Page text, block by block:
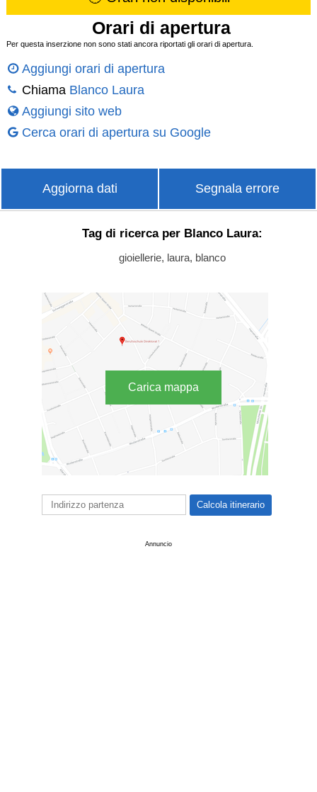
Orari di apertura
Per questa inserzione non sono stati ancora riportati gli orari di apertura.
Aggiungi orari di apertura
Chiama Blanco Laura
Aggiungi sito web
Cerca orari di apertura su Google
Aggiorna dati Segnala errore
Tag di ricerca per Blanco Laura:
gioiellerie, laura, blanco
Carica mappa
Annuncio